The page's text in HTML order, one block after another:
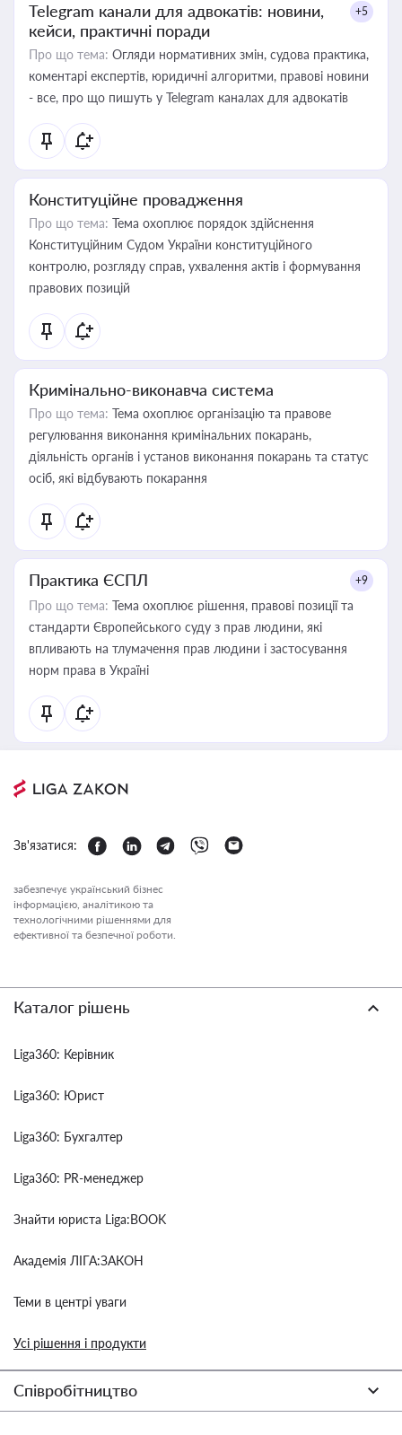
Telegram канали для адвокатів: новини,
кейси, практичні поради
+5
Про що тема: Огляди нормативних змін, судова практика,
коментарі експертів, юридичні алгоритми, правові новини
- все, про що пишуть у Telegram каналах для адвокатів
Конституційне провадження
Про що тема: Тема охоплює порядок здійснення
Конституційним Судом України конституційного
контролю, розгляду справ, ухвалення актів і формування
правових позицій
Кримінально-виконавча система
Про що тема: Тема охоплює організацію та правове
регулювання виконання кримінальних покарань,
діяльність органів і установ виконання покарань та статус
осіб, які відбувають покарання
Практика ЄСПЛ +9
Про що тема: Тема охоплює рішення, правові позиції та
стандарти Європейського суду з прав людини, які
впливають на тлумачення прав людини і застосування
норм права в Україні
Зв'язатися:
забезпечує український бізнес
інформацією, аналітикою та
технологічними рішеннями для
ефективної та безпечної роботи.
Каталог рішень
Liga360: Керівник
Liga360: Юрист
Liga360: Бухгалтер
Liga360: PR-менеджер
Знайти юриста Liga:BOOK
Академія ЛІГА:ЗАКОН
Теми в центрі уваги
Усі рішення і продукти
Співробітництво